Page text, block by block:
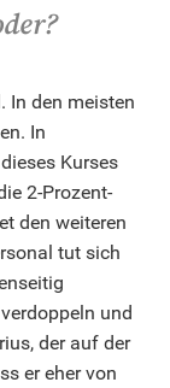
In den meisten
In
Kurses
2-Prozent-
den weiteren
tut sich
und
der auf der
er eher von